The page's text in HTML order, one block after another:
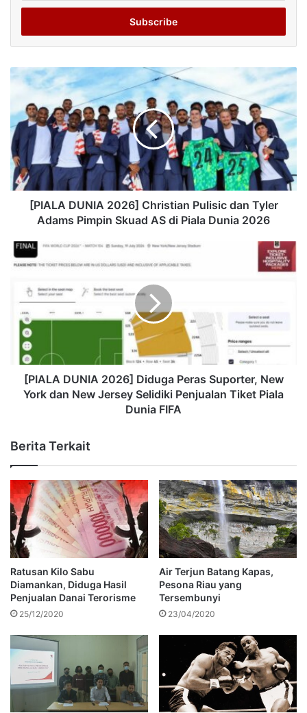
Email
[PIALA DUNIA 2026] Christian Pulisic dan Tyler
Adams Pimpin Skuad AS di Piala Dunia 2026
[PIALA DUNIA 2026] Diduga Peras Suporter, New
York dan New Jersey Selidiki Penjualan Tiket Piala
Dunia FIFA
Berita Terkait
Ratusan Kilo Sabu
Diamankan, Diduga Hasil
Penjualan Danai Terorisme
25/12/2020
Air Terjun Batang Kapas,
Pesona Riau yang
Tersembunyi
23/04/2020